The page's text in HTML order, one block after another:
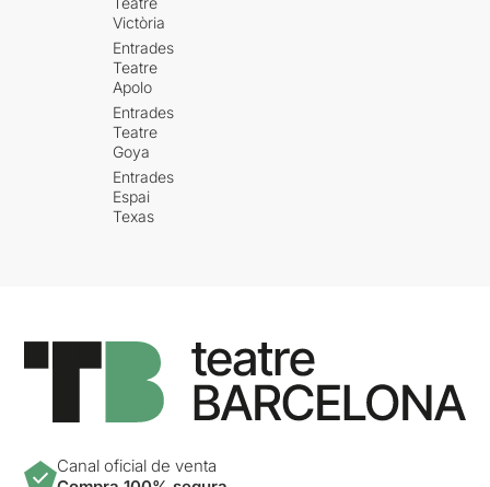
Victòria
Entrades
Teatre
Apolo
Entrades
Teatre
Goya
Entrades
Espai
Texas
Canal oficial de venta